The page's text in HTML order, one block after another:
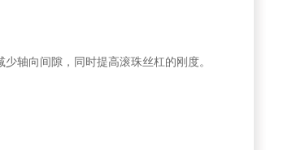
轴向间隙，同时提高滚珠丝杠的刚度。